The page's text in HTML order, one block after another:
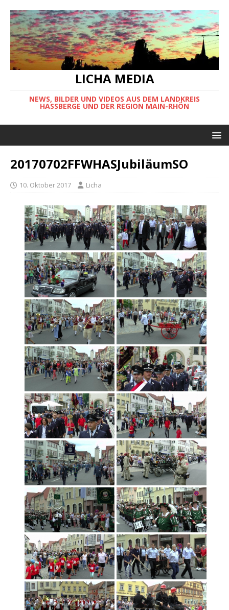
LICHA MEDIA
NEWS, BILDER UND VIDEOS AUS DEM LANDKREIS
HASSBERGE UND DER REGION MAIN-RHÖN
20170702FFWHASJubiläumSO
10. Oktober 2017 Licha